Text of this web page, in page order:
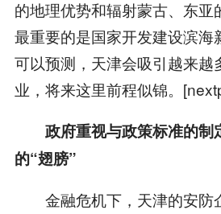
的地理优势和辐射蒙古、东亚
最重要的是国家开发建设滨海
可以预测，天津会吸引越来越
业，将来这里前程似锦。
政府重视与政策标准的制
的“翅膀”
金融危机下，天津的安防